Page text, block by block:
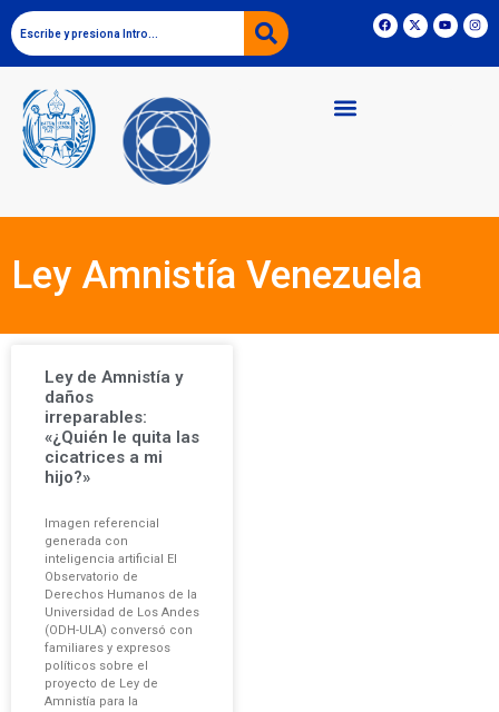
Ley Amnistía Venezuela
Ley de Amnistía y
daños
irreparables:
«¿Quién le quita las
cicatrices a mi
hijo?»
Imagen referencial
generada con
inteligencia artificial El
Observatorio de
Derechos Humanos de la
Universidad de Los Andes
(ODH-ULA) conversó con
familiares y expresos
políticos sobre el
proyecto de Ley de
Amnistía para la